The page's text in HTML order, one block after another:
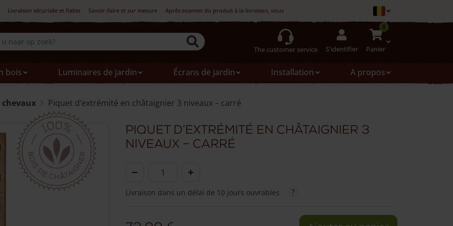
Livraison sécurisée et fiable Savoir-faire et sur mesure Après examen du produit à la livraison, vous pouvez le refuser
The customer service S'identifier
0
Panier
bois
Luminaires de jardin
Écrans de jardin
Installation
A propos
Piquet d’extrémité en châtaignier 3 niveaux – carré
Piquet d’extrémité en châtaignier 3
niveaux – carré
quantité
Piquet
Livraison dans un délai de 10 jours ouvrables